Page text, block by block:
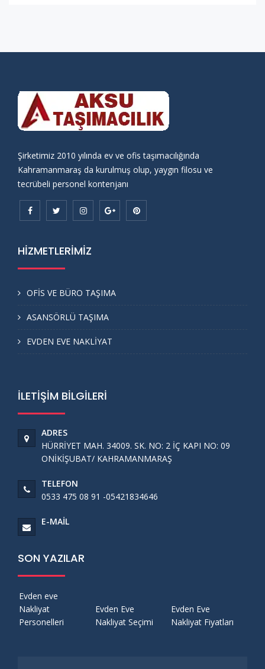
Şirketimiz 2010 yılında ev ve ofis taşımacılığında
Kahramanmaraş da kurulmuş olup, yaygın filosu ve
tecrübeli personel kontenjanı
HİZMETLERİMİZ
OFİS VE BÜRO TAŞIMA
ASANSÖRLÜ TAŞIMA
EVDEN EVE NAKLİYAT
İLETİŞİM BİLGİLERİ
ADRES
HÜRRİYET MAH. 34009. SK. NO: 2 İÇ KAPI NO: 09
ONİKİŞUBAT/ KAHRAMANMARAŞ
TELEFON
0533 475 08 91 -05421834646
E-MAIL
SON YAZILAR
Evden eve
Nakliyat
Personelleri
Evden Eve
Nakliyat Seçimi
Evden Eve
Nakliyat Fiyatları